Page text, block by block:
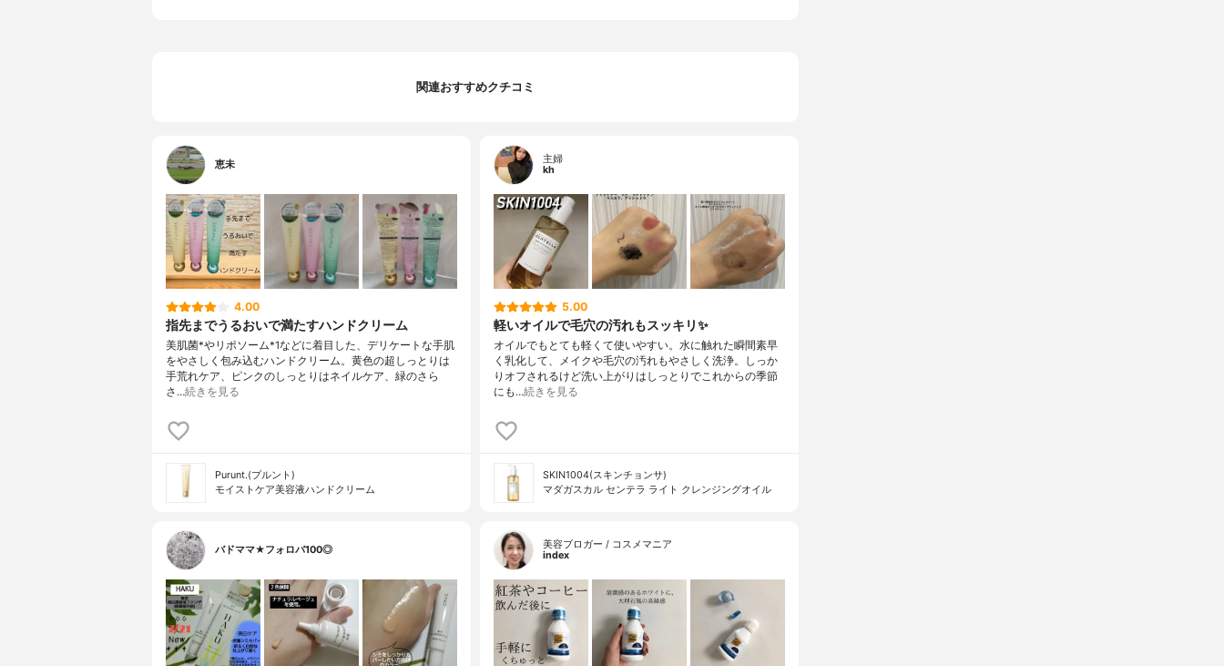
関連おすすめクチコミ
恵未
4.00
指先までうるおいで満たすハンドクリーム
美肌菌*やリポソーム*1などに着目した、デリケートな手肌
をやさしく包み込むハンドクリーム。黄色の超しっとりは
手荒れケア、ピンクのしっとりはネイルケア、緑のさら
さ…続きを見る
Purunt.(プルント)
モイストケア美容液ハンドクリーム
主婦
kh
5.00
軽いオイルで毛穴の汚れもスッキリ✨
オイルでもとても軽くて使いやすい。水に触れた瞬間素早
く乳化して、メイクや毛穴の汚れもやさしく洗浄。しっか
りオフされるけど洗い上がりはしっとりでこれからの季節
にも…続きを見る
SKIN1004(スキンチョンサ)
マダガスカル センテラ ライト クレンジングオイル
バドママ★フォロバ100◎
美容ブロガー / コスメマニア
index